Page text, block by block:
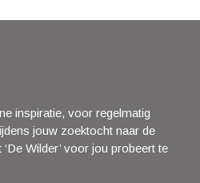
inspiratie, voor regelmatig
jouw zoektocht naar de
Wilder’ voor jou probeert te